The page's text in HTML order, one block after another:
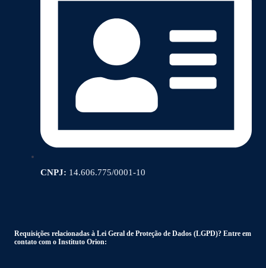
CNPJ: 14.606.775/0001-10
Requisições relacionadas à Lei Geral de Proteção de Dados (LGPD)? Entre em
contato com o Instituto Orion: